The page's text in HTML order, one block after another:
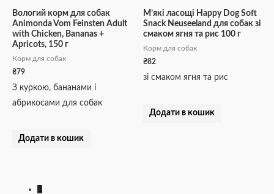
Вологий корм для собак
Animonda Vom Feinsten Adult
with Chicken, Bananas +
Apricots, 150 г
Корм для собак
₴79
З куркою, бананами і
абрикосами для собак
Додати в кошик
М’які ласощі Happy Dog Soft
Snack Neuseeland для собак зі
смаком ягня та рис 100 г
Корм для собак
₴82
зі смаком ягня та рис
Додати в кошик
1